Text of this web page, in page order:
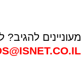
מעוניינים